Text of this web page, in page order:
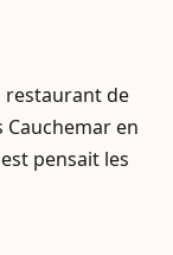
restaurant de
Cauchemar en
pensait les